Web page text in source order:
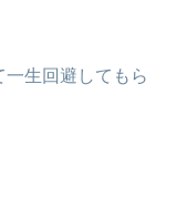
生回避してもら